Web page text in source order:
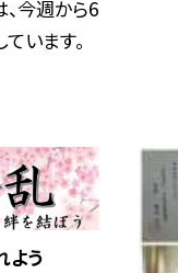
今週から6
います。
う